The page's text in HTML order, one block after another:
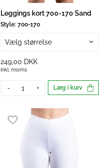
Leggings kort 700-170 Sand
Style: 700-170
Vælg størrelse
249,00 DKK
inkl. moms
- + Læg i kurv